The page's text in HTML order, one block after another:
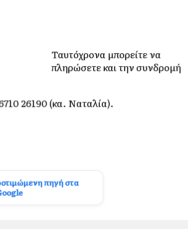
Ταυτόχρονα μπορείτε να
πληρώσετε και την συνδρομή
26190 (κα. Ναταλία).
πηγή στα